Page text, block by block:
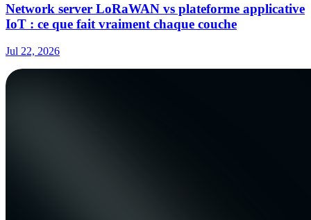
Network server LoRaWAN vs plateforme applicative
IoT : ce que fait vraiment chaque couche
Jul 22, 2026